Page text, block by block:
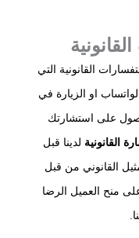
القانونية التي
او الزيارة في
على استشارتك
القانونية لدينا قبل
القانوني من قبل
منح العميل الرضا